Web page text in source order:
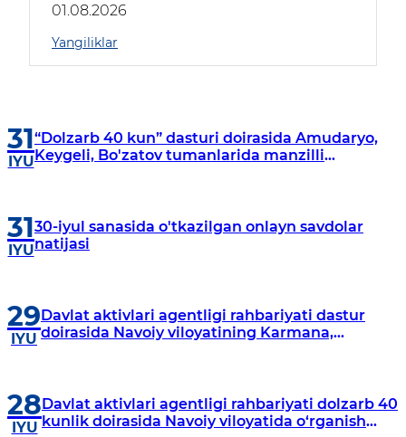
borildi
01.08.2026
Yangiliklar
31
IYU
“Dolzarb 40 kun” dasturi doirasida Amudaryo,
Keygeli, Bo'zatov tumanlarida manzilli
31
IYU
30-iyul sanasida o'tkazilgan onlayn savdolar
natijasi
29
IYU
Davlat aktivlari agentligi rahbariyati dastur
doirasida Navoiy viloyatining Karmana,
28
IYU
Davlat aktivlari agentligi rahbariyati dolzarb 40
kunlik doirasida Navoiy viloyatida o‘rganish